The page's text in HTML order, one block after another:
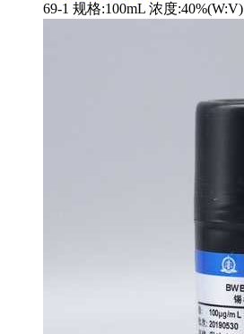
69-1 规格:100mL 浓度:40%(W:V)